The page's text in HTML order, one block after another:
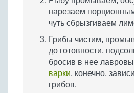
нарезаем
чуть сбрызгиваем
Грибы чистим,
до готовности,
бросив в нее
варки, конечно,
грибов.